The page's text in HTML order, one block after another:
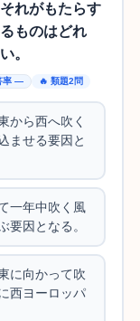
れがもたらす
ものはどれ
。
率 — 🔥 類題2問
から西へ吹く
ませる要因と
一年中吹く風
要因となる。
に向かって吹
西ヨーロッパ